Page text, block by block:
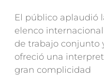
El público aplaudió
elenco
de trabajo conjunto
ofreció una
gran complicidad